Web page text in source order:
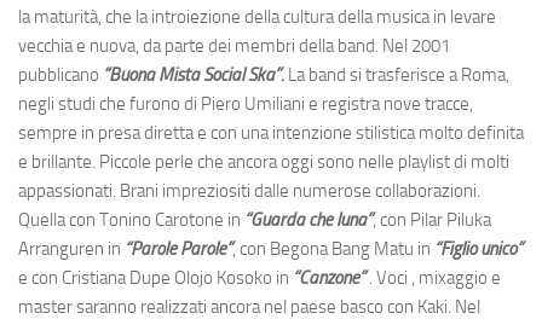
la maturità, che la introiezione della cultura della musica in levare
vecchia e nuova, da parte dei membri della band. Nel 2001
pubblicano “Buona Mista Social Ska”. La band si trasferisce a Roma,
negli studi che furono di Piero Umiliani e registra nove tracce,
sempre in presa diretta e con una intenzione stilistica molto definita
e brillante. Piccole perle che ancora oggi sono nelle playlist di molti
appassionati. Brani impreziositi dalle numerose collaborazioni.
Quella con Tonino Carotone in “Guarda che luna”, con Pilar Piluka
Arranguren in “Parole Parole”, con Begona Bang Matu in “Figlio unico”
e con Cristiana Dupe Olojo Kosoko in “Canzone”. Voci , mixaggio e
master saranno realizzati ancora nel paese basco con Kaki. Nel